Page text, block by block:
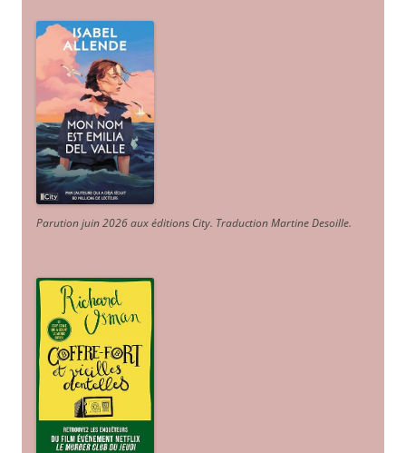
Parution juin 2026 aux éditions City. Traduction Martine Desoille.